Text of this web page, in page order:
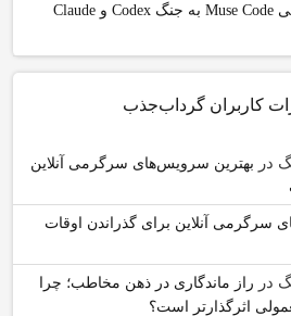
متا با معرفی ایجنت کدنویسی Muse Code به جنگ Codex و Claude
کاربران گرداب‌جذب
در بهترین سرویس‌های سرگرمی آنلاین
سرگرمی آنلاین برای گذراندن اوقات
در راز ماندگاری در ذهن مخاطب؛ چرا
اثرگذارتر است؟